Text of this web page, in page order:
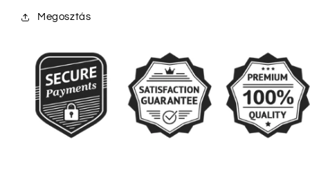
Megosztás